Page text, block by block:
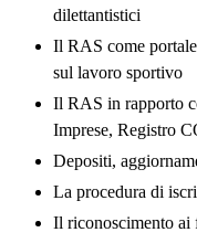
dilettantistici
Il RAS come
sul lavoro sportivo
Il RAS in rapporto
Imprese, Registro
Depositi,
La procedura di
Il riconoscimento